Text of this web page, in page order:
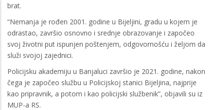
brat.
“Nemanja je rođen 2001. godine u Bijeljini, gradu u kojem je
odrastao, završio osnovno i srednje obrazovanje i započeo
svoj životni put ispunjen poštenjem, odgovornošću i željom da
služi svojoj zajednici.
Policijsku akademiju u Banjaluci završio je 2021. godine, nakon
čega je započeo službu u Policijskoj stanici Bijeljina, najprije
kao pripravnik, a potom i kao policijski službenik”, objavili su iz
MUP-a RS.